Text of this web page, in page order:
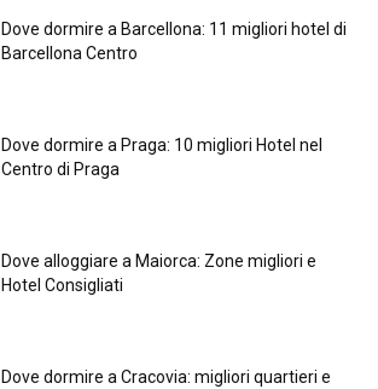
Dove dormire a Barcellona: 11 migliori hotel di
Barcellona Centro
Dove dormire a Praga: 10 migliori Hotel nel
Centro di Praga
Dove alloggiare a Maiorca: Zone migliori e
Hotel Consigliati
Dove dormire a Cracovia: migliori quartieri e